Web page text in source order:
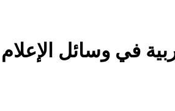
في وسائل الإعلام